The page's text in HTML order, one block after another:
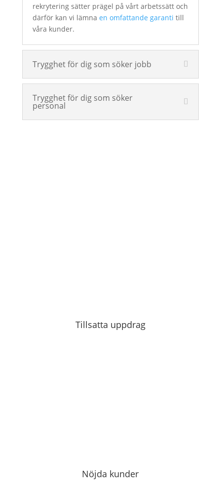
rekrytering sätter prägel på vårt arbetssätt och
därför kan vi lämna en omfattande garanti till
våra kunder.
Trygghet för dig som söker jobb
Trygghet för dig som söker
personal
Tillsatta uppdrag
Nöjda kunder